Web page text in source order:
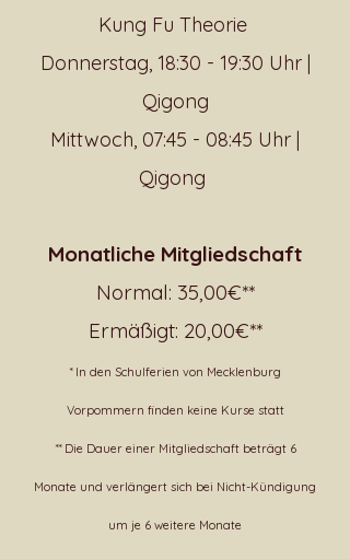
Kung Fu Theorie
Donnerstag, 18:30 - 19:30 Uhr |
Qigong
Mittwoch, 07:45 - 08:45 Uhr |
Qigong
Monatliche Mitgliedschaft
Normal: 35,00€**
Ermäßigt: 20,00€**
* In den Schulferien von Mecklenburg
Vorpommern finden keine Kurse statt
** Die Dauer einer Mitgliedschaft beträgt 6
Monate und verlängert sich bei Nicht-Kündigung
um je 6 weitere Monate